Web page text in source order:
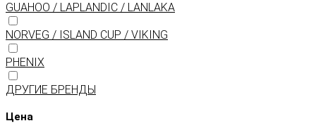
GUAHOO / LAPLANDIC / LANLAKA
NORVEG / ISLAND CUP / VIKING
PHENIX
ДРУГИЕ БРЕНДЫ
Цена